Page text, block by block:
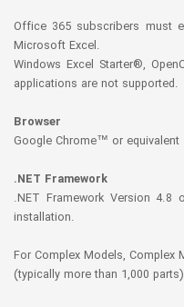
Office 365 subscribers must
Microsoft Excel.
Windows Excel Starter®,
applications are not supported.
Browser
Google Chrome™ or equivalent
.NET Framework
.NET Framework Version 4.8
installation.
For Complex Models, Complex
(typically more than 1,000 parts)